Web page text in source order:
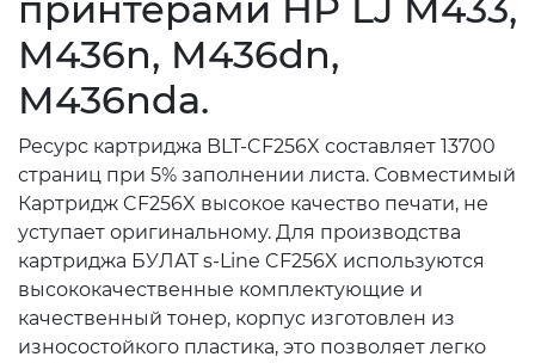
M436n, M436dn,
M436nda.
Ресурс картриджа BLT-CF256X составляет 13700
страниц при 5% заполнении листа. Совместимый
Картридж CF256X высокое качество печати, не
уступает оригинальному. Для производства
картриджа БУЛАТ s-Line CF256X используются
высококачественные комплектующие и
качественный тонер, корпус изготовлен из
износостойкого пластика, это позволяет легко